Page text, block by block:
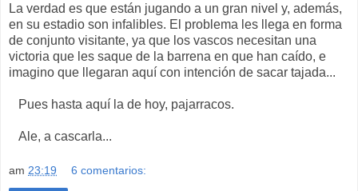
La verdad es que están jugando a un gran nivel y, además,
en su estadio son infalibles. El problema les llega en forma
de conjunto visitante, ya que los vascos necesitan una
victoria que les saque de la barrena en que han caído, e
imagino que llegaran aquí con intención de sacar tajada...
Pues hasta aquí la de hoy, pajarracos.
Ale, a cascarla...
am 23:19 6 comentarios: